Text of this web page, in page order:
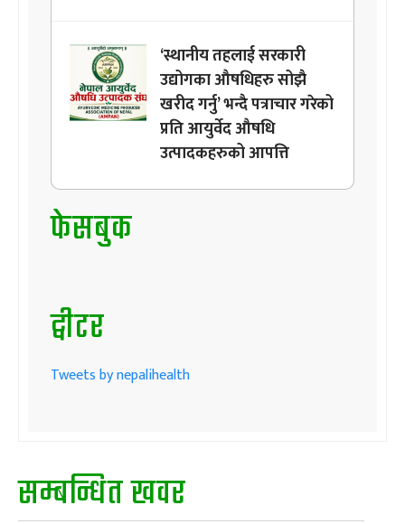
‘स्थानीय तहलाई सरकारी
उद्योगका औषधिहरु सोझै
खरीद गर्नु’ भन्दै पत्राचार गरेको
प्रति आयुर्वेद औषधि
उत्पादकहरुको आपत्ति
फेसबुक
ट्वीटर
Tweets by nepalihealth
सम्बन्धित खवर